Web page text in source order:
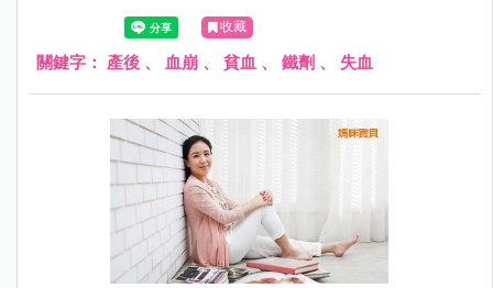
收藏
關鍵字： 產後 、 血崩 、 貧血 、 鐵劑 、 失血